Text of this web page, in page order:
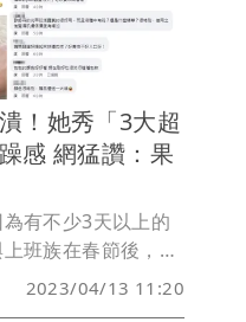
莫過於趁雙11大型
友近日趁雙11電商
原價不到4折的價
夢幻包，現省了
1整個月的生活
超有成就
！她秀「3大超
感 網猛讚：果
為有不少3天以上的
班族在春節後，陸
，更一度成為熱門
團也出現類似文
2023/04/13 11:20